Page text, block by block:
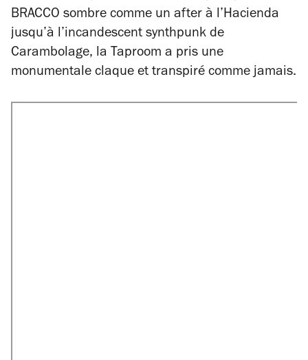
BRACCO sombre comme un after à l’Hacienda
jusqu’à l’incandescent synthpunk de
Carambolage, la Taproom a pris une
monumentale claque et transpiré comme jamais.